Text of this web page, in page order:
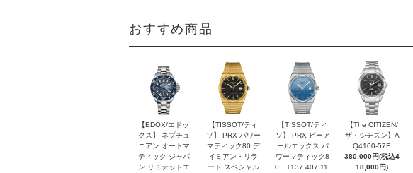
おすすめ商品
【EDOX/エドッ
クス】 ネプチュ
ニアン オートマ
ティック ジャパ
ン リミテッドエ
【TISSOT/ティ
ソ】 PRX パワー
マティック80 デ
イミアン・リラ
ード スペシャル
【TISSOT/ティ
ソ】 PRX ピーア
ールエックス パ
ワーマティック8
0 T137.407.11.
【The CITIZEN/
ザ・シチズン】A
Q4100-57E
380,000円(税込4
18,000円)